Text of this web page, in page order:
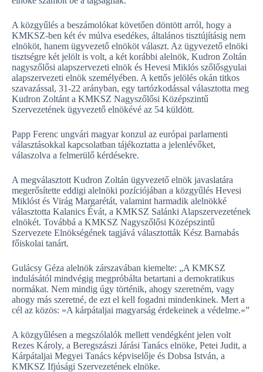
A közgyűlés a beszámolókat követően döntött arról, hogy a
KMKSZ-ben két év múlva esedékes, általános tisztújításig nem
elnököt, hanem ügyvezető elnököt választ. Az ügyvezető elnöki
tisztségre két jelölt is volt, a két korábbi alelnök, Kudron Zoltán
nagyszőlősi alapszervezeti elnök és Hevesi Miklós szőlősgyulai
alapszervezeti elnök személyében. A kettős jelölés okán titkos
szavazással, 31-22 arányban, egy tartózkodással választotta meg
Kudron Zoltánt a KMKSZ Nagyszőlősi Középszintű
Szervezetének ügyvezető elnökévé az 54 küldött.
Papp Ferenc ungvári magyar konzul az európai parlamenti
választásokkal kapcsolatban tájékoztatta a jelenlévőket,
válaszolva a felmerülő kérdésekre.
A megválasztott Kudron Zoltán ügyvezető elnök javaslatára
megerősítette eddigi alelnöki pozíciójában a közgyűlés Hevesi
Miklóst és Virág Margarétát, valamint harmadik alelnökké
választotta Kalanics Évát, a KMKSZ Salánki Alapszervezetének
elnökét. Továbbá a KMKSZ Nagyszőlősi Középszintű
Szervezete Elnökségének tagjává választották Kész Barnabás
főiskolai tanárt.
Gulácsy Géza alelnök zárszavában kiemelte: „A KMKSZ
indulásától mindvégig megpróbálta betartani a demokratikus
normákat. Nem mindig úgy történik, ahogy szeretném, vagy
ahogy más szeretné, de ezt el kell fogadni mindenkinek. Mert a
cél az közös: »A kárpátaljai magyarság érdekeinek a védelme.«”
A közgyűlésen a megszólalók mellett vendégként jelen volt
Rezes Károly, a Beregszászi Járási Tanács elnöke, Petei Judit, a
Kárpátaljai Megyei Tanács képviselője és Dobsa István, a
KMKSZ Ifjúsági Szervezetének elnöke.